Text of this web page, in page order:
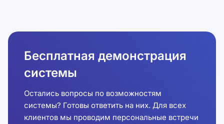
Бесплатная демонстрация
системы
Остались вопросы по возможностям
системы? Готовы ответить на них. Для всех
клиентов мы проводим персональные встречи